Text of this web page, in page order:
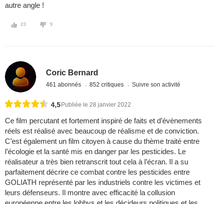
autre angle !
23 9
Coric Bernard
461 abonnés 852 critiques Suivre son activité
4,5 Publiée le 28 janvier 2022
Ce film percutant et fortement inspiré de faits et d’évènements
réels est réalisé avec beaucoup de réalisme et de conviction.
C’est également un film citoyen à cause du thème traité entre
l’écologie et la santé mis en danger par les pesticides. Le
réalisateur a très bien retranscrit tout cela à l’écran. Il a su
parfaitement décrire ce combat contre les pesticides entre
GOLIATH représenté par les industriels contre les victimes et
leurs défenseurs. Il montre avec efficacité la collusion